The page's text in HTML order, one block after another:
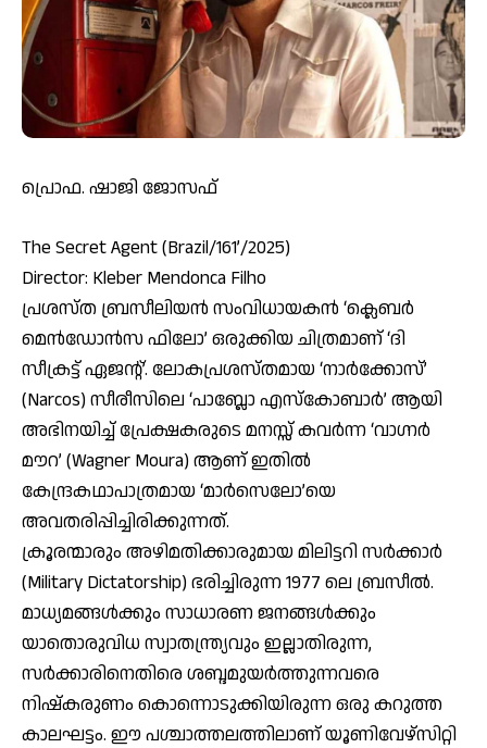
പ്രൊഫ. ഷാജി ജോസഫ്
The Secret Agent (Brazil/161’/2025)
Director: Kleber Mendonca Filho
പ്രശസ്ത ബ്രസീലിയൻ സംവിധായകൻ ‘ക്ലെബർ
മെൻഡോൻസ ഫിലോ’ ഒരുക്കിയ ചിത്രമാണ് ‘ദി
സീക്രട്ട് ഏജന്റ്’. ലോകപ്രശസ്തമായ ‘നാർക്കോസ്’
(Narcos) സീരീസിലെ ‘പാബ്ലോ എസ്കോബാർ’ ആയി
അഭിനയിച്ച് പ്രേക്ഷകരുടെ മനസ്സ് കവർന്ന ‘വാഗ്നർ
മൗറ’ (Wagner Moura) ആണ് ഇതിൽ
കേന്ദ്രകഥാപാത്രമായ ‘മാർസെലോ’യെ
അവതരിപ്പിച്ചിരിക്കുന്നത്.
ക്രൂരന്മാരും അഴിമതിക്കാരുമായ മിലിട്ടറി സർക്കാർ
(Military Dictatorship) ഭരിച്ചിരുന്ന 1977 ലെ ബ്രസീൽ.
മാധ്യമങ്ങൾക്കും സാധാരണ ജനങ്ങൾക്കും
യാതൊരുവിധ സ്വാതന്ത്ര്യവും ഇല്ലാതിരുന്ന,
സർക്കാരിനെതിരെ ശബ്ദമുയർത്തുന്നവരെ
നിഷ്കരുണം കൊന്നൊടുക്കിയിരുന്ന ഒരു കറുത്ത
കാലഘട്ടം. ഈ പശ്ചാത്തലത്തിലാണ് യൂണിവേഴ്സിറ്റി